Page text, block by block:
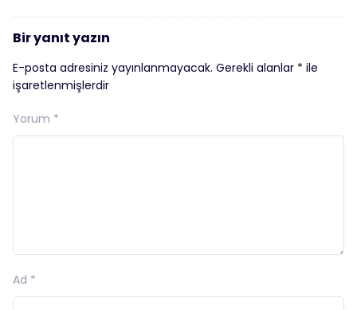
Bir yanıt yazın
E-posta adresiniz yayınlanmayacak. Gerekli alanlar * ile
işaretlenmişlerdir
Yorum *
Ad *